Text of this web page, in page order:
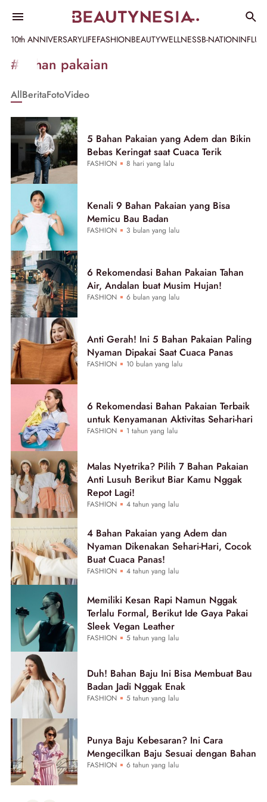
10th ANNIVERSARYLIFEFASHIONBEAUTYWELLNESSB-NATION
Informasi
[GET_DATA_TITLE]
Beautynesia
#bahan pakaian
AllBeritaFotoVideo
5 Bahan Pakaian yang Adem dan Bikin
Bebas Keringat saat Cuaca Terik
FASHION 8 hari yang lalu
Kenali 9 Bahan Pakaian yang Bisa
Memicu Bau Badan
FASHION 3 bulan yang lalu
6 Rekomendasi Bahan Pakaian Tahan
Air, Andalan buat Musim Hujan!
FASHION 6 bulan yang lalu
Anti Gerah! Ini 5 Bahan Pakaian Paling
Nyaman Dipakai Saat Cuaca Panas
FASHION 10 bulan yang lalu
6 Rekomendasi Bahan Pakaian Terbaik
untuk Kenyamanan Aktivitas Sehari-hari
FASHION 1 tahun yang lalu
Malas Nyetrika? Pilih 7 Bahan Pakaian
Anti Lusuh Berikut Biar Kamu Nggak
Repot Lagi!
FASHION 4 tahun yang lalu
4 Bahan Pakaian yang Adem dan
Nyaman Dikenakan Sehari-Hari, Cocok
Buat Cuaca Panas!
FASHION 4 tahun yang lalu
Memiliki Kesan Rapi Namun Nggak
Terlalu Formal, Berikut Ide Gaya Pakai
Sleek Vegan Leather
FASHION 5 tahun yang lalu
Duh! Bahan Baju Ini Bisa Membuat Bau
Badan Jadi Nggak Enak
FASHION 5 tahun yang lalu
Punya Baju Kebesaran? Ini Cara
Mengecilkan Baju Sesuai dengan Bahan
FASHION 6 tahun yang lalu